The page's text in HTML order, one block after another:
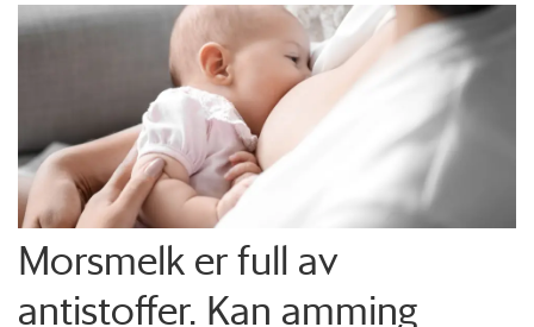
Morsmelk er full av
antistoffer. Kan amming